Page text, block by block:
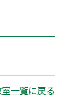
一覧に戻る